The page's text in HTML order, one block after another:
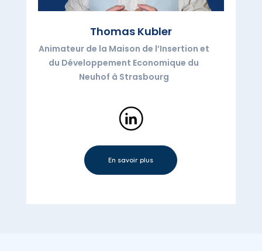
Thomas Kubler
Animateur de la Maison de l’Insertion et
du Développement Economique du
Neuhof à Strasbourg
En savoir plus